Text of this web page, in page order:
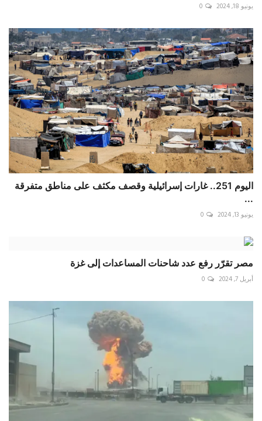
يونيو 18, 2024 0
اليوم 251.. غارات إسرائيلية وقصف مكثف على مناطق متفرقة
...
يونيو 13, 2024 0
مصر تقرّر رفع عدد شاحنات المساعدات إلى غزة
أبريل 7, 2024 0